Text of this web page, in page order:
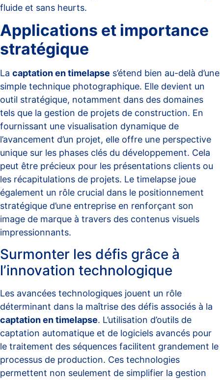
fluide et sans heurts.
Applications et importance
stratégique
La captation en timelapse s’étend bien au-delà d’une
simple technique photographique. Elle devient un
outil stratégique, notamment dans des domaines
tels que la gestion de projets de construction. En
fournissant une visualisation dynamique de
l’avancement d’un projet, elle offre une perspective
unique sur les phases clés du développement. Cela
peut être précieux pour les présentations clients ou
les récapitulations de projets. Le timelapse joue
également un rôle crucial dans le positionnement
stratégique d’une entreprise en renforçant son
image de marque à travers des contenus visuels
impressionnants.
Surmonter les défis grâce à
l’innovation technologique
Les avancées technologiques jouent un rôle
déterminant dans la maîtrise des défis associés à la
captation en timelapse. L’utilisation d’outils de
captation automatique et de logiciels avancés pour
le traitement des séquences facilitent grandement le
processus de production. Ces technologies
permettent non seulement de simplifier la gestion